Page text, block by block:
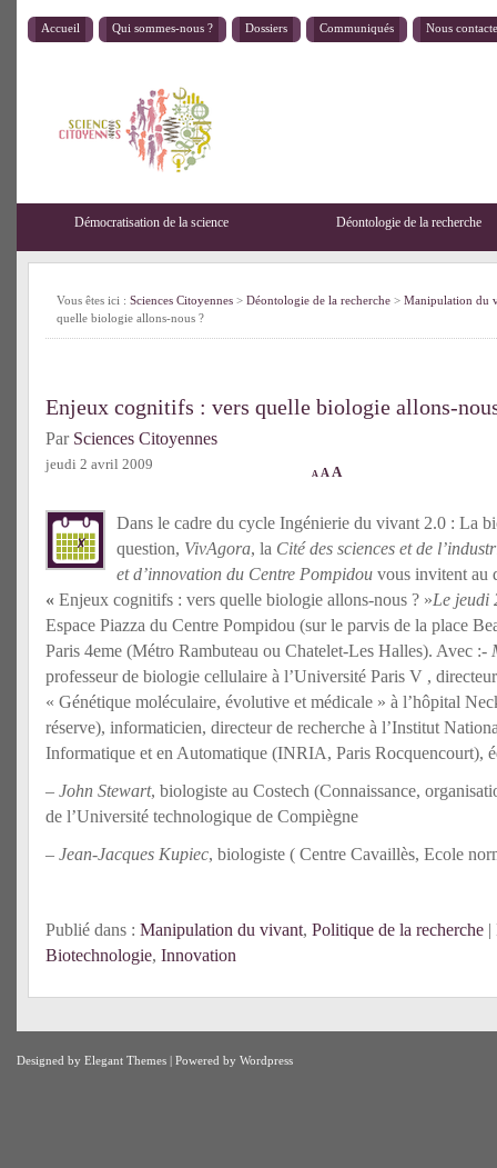
Accueil Qui sommes-nous ? Dossiers Communiqués Nous
Démocratisation de la science Déontologie de la recherche
Vous êtes ici : Sciences Citoyennes > Déontologie de la recherche > Manipulation du
quelle biologie allons-nous ?
Enjeux cognitifs : vers quelle biologie allons-
Par Sciences Citoyennes
jeudi 2 avril 2009
A A A
Dans le cadre du cycle Ingénierie du vivant 2.0 : La
question, VivAgora, la Cité des sciences et de
et d’innovation du Centre Pompidou vous invitent au
« Enjeux cognitifs : vers quelle biologie allons-nous ? »Le jeudi
Espace Piazza du Centre Pompidou (sur le parvis de la place
Paris 4eme (Métro Rambuteau ou Chatelet-Les Halles). Avec :-
professeur de biologie cellulaire à l’Université Paris V ,
« Génétique moléculaire, évolutive et médicale » à l’hôpital
réserve), informaticien, directeur de recherche à l’Institut
Informatique et en Automatique (INRIA, Paris Rocquencourt),
– John Stewart, biologiste au Costech (Connaissance,
de l’Université technologique de Compiègne
– Jean-Jacques Kupiec, biologiste ( Centre Cavaillès, Ecole
Publié dans : Manipulation du vivant, Politique de la recherche |
Biotechnologie, Innovation
Designed by Elegant Themes | Powered by Wordpress